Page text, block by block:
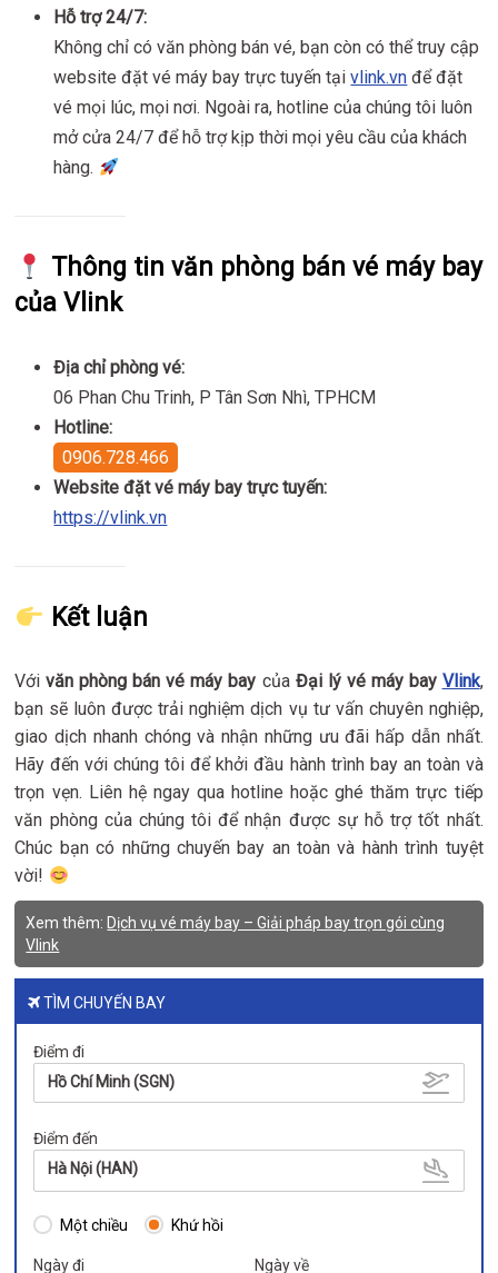
Hỗ trợ 24/7:
Không chỉ có văn phòng bán vé, bạn còn có thể truy cập
website đặt vé máy bay trực tuyến tạivlink.vn để đặt
vé mọi lúc, mọi nơi. Ngoài ra, hotline của chúng tôi luôn
mở cửa 24/7 để hỗ trợ kịp thời mọi yêu cầu của khách
hàng.
Thông tin văn phòng bán vé máy bay
của Vlink
Địa chỉ phòng vé:
06 Phan Chu Trinh, P Tân Sơn Nhì, TPHCM
Hotline:
0906.728.466
Website đặt vé máy bay trực tuyến:
https://vlink.vn
Kết luận
Vớivăn phòng bán vé máy bay của Đại lý vé máy bay Vlink,
bạn sẽ luôn được trải nghiệm dịch vụ tư vấn chuyên nghiệp,
giao dịch nhanh chóng và nhận những ưu đãi hấp dẫn nhất.
Hãy đến với chúng tôi để khởi đầu hành trình bay an toàn và
trọn vẹn. Liên hệ ngay qua hotline hoặc ghé thăm trực tiếp
văn phòng của chúng tôi để nhận được sự hỗ trợ tốt nhất.
Chúc bạn có những chuyến bay an toàn và hành trình tuyệt
vời!
Xem thêm: Dịch vụ vé máy bay – Giải pháp bay trọn gói cùng
Vlink
TÌM CHUYẾN BAY
Điểm đi
Hồ Chí Minh (SGN)
Điểm đến
Hà Nội (HAN)
Một chiều Khứ hồi
Ngày đi Ngày về